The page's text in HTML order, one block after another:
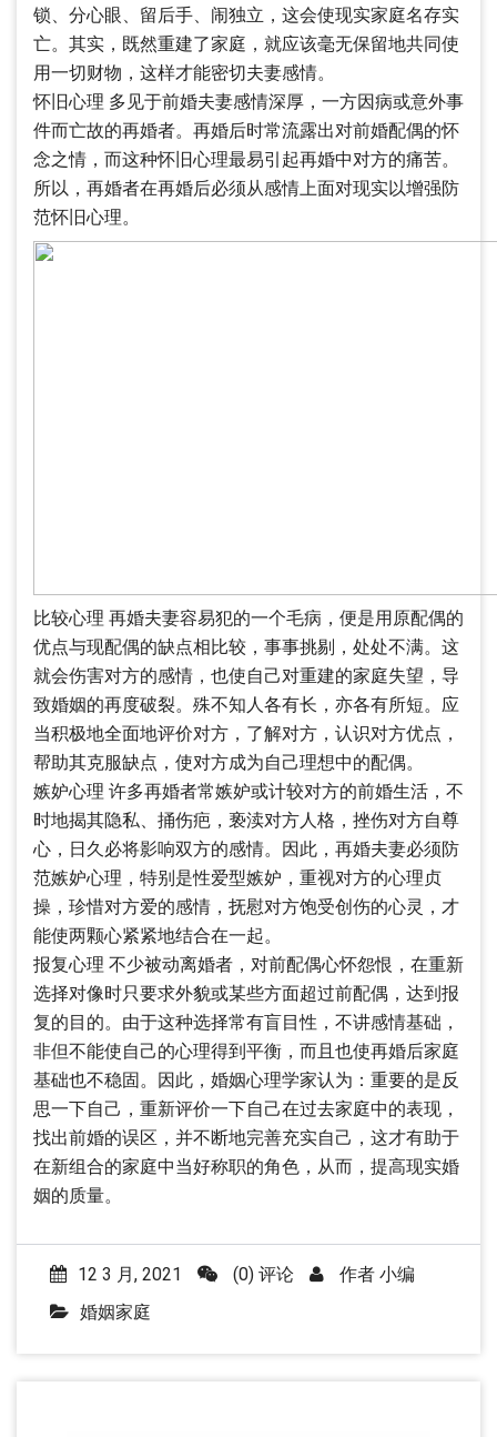
锁、分心眼、留后手、闹独立，这会使现实家庭名存实
亡。其实，既然重建了家庭，就应该毫无保留地共同使
用一切财物，这样才能密切夫妻感情。
怀旧心理 多见于前婚夫妻感情深厚，一方因病或意外事
件而亡故的再婚者。再婚后时常流露出对前婚配偶的怀
念之情，而这种怀旧心理最易引起再婚中对方的痛苦。
所以，再婚者在再婚后必须从感情上面对现实以增强防
范怀旧心理。
比较心理 再婚夫妻容易犯的一个毛病，便是用原配偶的
优点与现配偶的缺点相比较，事事挑剔，处处不满。这
就会伤害对方的感情，也使自己对重建的家庭失望，导
致婚姻的再度破裂。殊不知人各有长，亦各有所短。应
当积极地全面地评价对方，了解对方，认识对方优点，
帮助其克服缺点，使对方成为自己理想中的配偶。
嫉妒心理 许多再婚者常嫉妒或计较对方的前婚生活，不
时地揭其隐私、捅伤疤，亵渎对方人格，挫伤对方自尊
心，日久必将影响双方的感情。因此，再婚夫妻必须防
范嫉妒心理，特别是性爱型嫉妒，重视对方的心理贞
操，珍惜对方爱的感情，抚慰对方饱受创伤的心灵，才
能使两颗心紧紧地结合在一起。
报复心理 不少被动离婚者，对前配偶心怀怨恨，在重新
选择对像时只要求外貌或某些方面超过前配偶，达到报
复的目的。由于这种选择常有盲目性，不讲感情基础，
非但不能使自己的心理得到平衡，而且也使再婚后家庭
基础也不稳固。因此，婚姻心理学家认为：重要的是反
思一下自己，重新评价一下自己在过去家庭中的表现，
找出前婚的误区，并不断地完善充实自己，这才有助于
在新组合的家庭中当好称职的角色，从而，提高现实婚
姻的质量。
12 3 月, 2021 (0) 评论 作者 小编
婚姻家庭